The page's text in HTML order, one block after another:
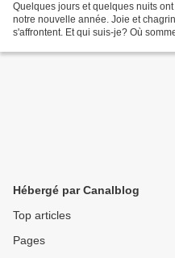
Quelques jours et quelques nuits
notre nouvelle année. Joie et
s'affrontent. Et qui suis-je? Où
Hébergé par Canalblog
Top articles
Pages